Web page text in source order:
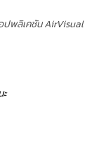
ปพลิเคชัน AirVisual